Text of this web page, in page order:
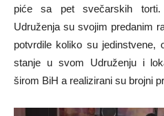
piće sa pet svečarskih
Udruženja su svojim predanim
potvrdile koliko su jedinstvene,
stanje u svom Udruženju i
širom BiH a realizirani su brojni